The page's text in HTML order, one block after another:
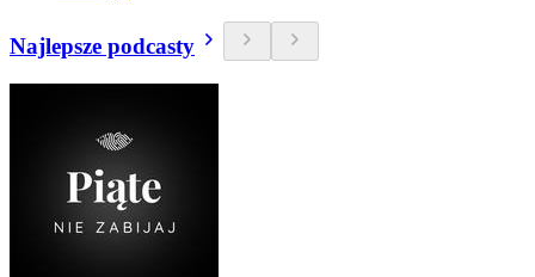
Najlepsze podcasty